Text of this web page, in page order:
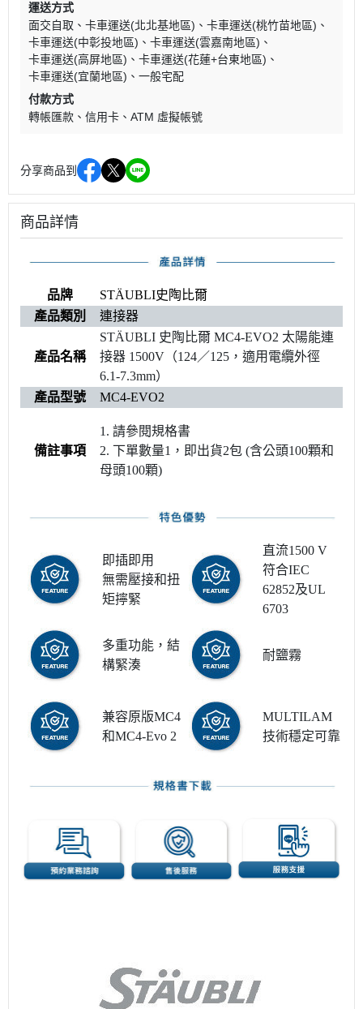
運送方式
面交自取
卡車運送(北北基地區)
卡車運送(桃竹苗地區)
卡車運送(中彰投地區)
卡車運送(雲嘉南地區)
卡車運送(高屏地區)
卡車運送(花蓮+台東地區)
卡車運送(宜蘭地區)
一般宅配
付款方式
轉帳匯款
信用卡 ATM 虛擬帳號
分享商品到
商品詳情
品牌
STÄUBLI史陶比爾
產品類別
連接器
產品名稱
STÄUBLI 史陶比爾 MC4-EVO2 太陽能連
接器 1500V（124／125，適用電纜外徑
6.1-7.3mm）
產品型號
MC4-EVO2
備註事項
1. 請參閱規格書
2. 下單數量1，即出貨2包 (含公頭100顆和
母頭100顆)
即插即用
無需壓接和扭
矩擰緊
直流1500 V
符合IEC
62852及UL
6703
多重功能，結
構緊湊
耐鹽霧
兼容原版MC4
和MC4-Evo 2
MULTILAM
技術穩定可靠